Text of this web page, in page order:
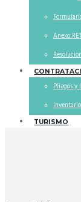
Anexo
Pliegos y
TURISMO